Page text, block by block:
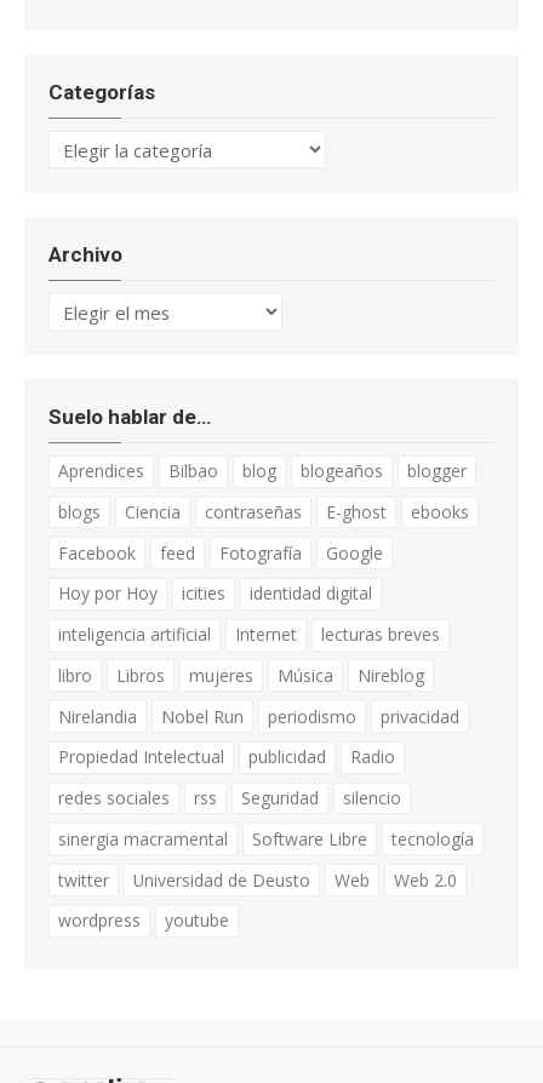
Categorías
Categorías
Archivo
Archivo
Suelo hablar de…
Aprendices Bilbao blog blogeaños
blogger
blogs
Ciencia contraseñas E-ghost
ebooks
Facebook
feed Fotografía
Google
Hoy por Hoy
icities
identidad digital
inteligencia artificial
Internet
lecturas breves
libro
Libros mujeres Música
Nireblog
Nirelandia
Nobel Run periodismo
privacidad
Propiedad Intelectual
publicidad
Radio
redes sociales
rss Seguridad
silencio
sinergia macramental
Software Libre
tecnología
twitter
Universidad de Deusto Web
Web 2.0
wordpress
youtube